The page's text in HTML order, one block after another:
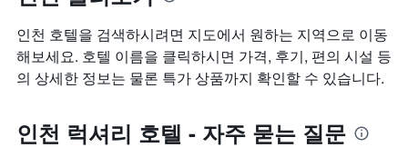
간
의
더
블
균
차
트
에
는
장
인
다.
차
트
에
는
일
며
인천 호텔을 검색하시려면 지도에서 원하는 지역으로 이동
해보세요. 호텔 이름을 클릭하시면 가격, 후기, 편의 시설 등
의 상세한 정보는 물론 특가 상품까지 확인할 수 있습니다.
인천 럭셔리 호텔 - 자주 묻는 질문